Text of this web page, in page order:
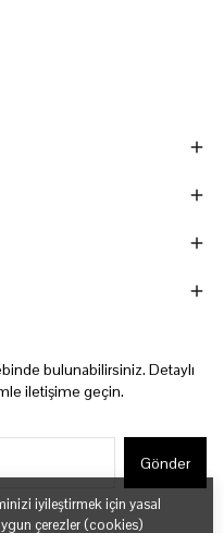
iyileştirmek için yasal
çerezler (cookies)
bulunabilirsiniz. Detaylı
iletişime geçin.
Gönder